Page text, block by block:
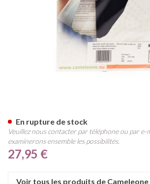
27,95 €
En rupture de stock
Veuillez nous contacter par téléphone ou par e-
examinerons ensemble les possibilités.
Voir tous les produits de Cameleone